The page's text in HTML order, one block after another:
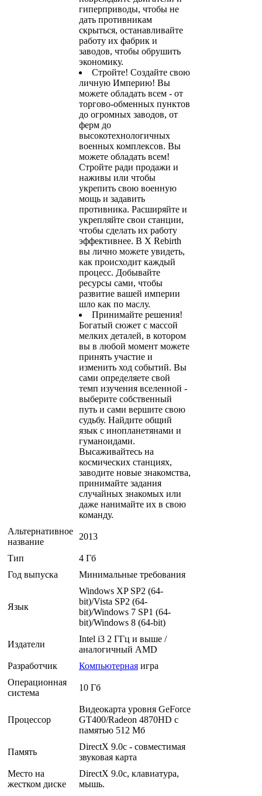
гиперприводы, чтобы не
дать противникам
скрыться, останавливайте
работу их фабрик и
заводов, чтобы обрушить
экономику.
Стройте! Создайте свою
личную Империю! Вы
можете обладать всем - от
торгово-обменных пунктов
до огромных заводов, от
ферм до
высокотехнологичных
военных комплексов. Вы
можете обладать всем!
Стройте ради продажи и
наживы или чтобы
укрепить свою военную
мощь и задавить
противника. Расширяйте и
укрепляйте свои станции,
чтобы сделать их работу
эффективнее. В X Rebirth
вы лично можете увидеть,
как происходит каждый
процесс. Добывайте
ресурсы сами, чтобы
развитие вашей империи
шло как по маслу.
Принимайте решения!
Богатый сюжет с массой
мелких деталей, в котором
вы в любой момент можете
принять участие и
изменить ход событий. Вы
сами определяете свой
темп изучения вселенной -
выберите собственный
путь и сами вершите свою
судьбу. Найдите общий
язык с инопланетянами и
гуманоидами.
Высаживайтесь на
космических станциях,
заводите новые знакомства,
принимайте задания
случайных знакомых или
даже нанимайте их в свою
команду.
Альтернативное
название
2013
Тип
4 Гб
Год выпуска
Минимальные требования
Язык
Windows XP SP2 (64-
bit)/Vista SP2 (64-
bit)/Windows 7 SP1 (64-
bit)/Windows 8 (64-bit)
Издатели
Intel i3 2 ГГц и выше /
аналогичный AMD
Разработчик
Компьютерная игра
Операционная
система
10 Гб
Процессор
Видеокарта уровня GeForce
GT400/Radeon 4870HD c
памятью 512 Мб
Память
DirectX 9.0c - совместимая
звуковая карта
Место на
жестком диске
DirectX 9.0c, клавиатура,
мышь.